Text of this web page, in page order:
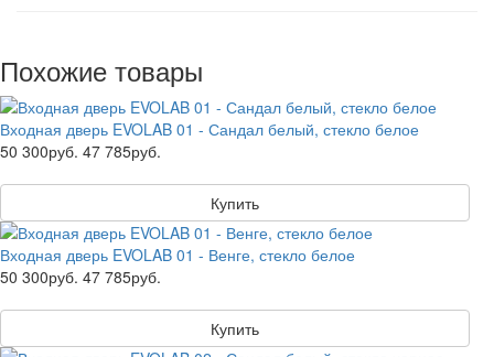
Похожие товары
Входная дверь EVOLAB 01 - Сандал белый, стекло белое
50 300руб. 47 785руб.
Купить
Входная дверь EVOLAB 01 - Венге, стекло белое
50 300руб. 47 785руб.
Купить